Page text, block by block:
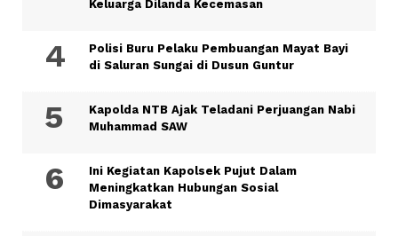
Keluarga Dilanda Kecemasan
Polisi Buru Pelaku Pembuangan Mayat Bayi
di Saluran Sungai di Dusun Guntur
Kapolda NTB Ajak Teladani Perjuangan Nabi
Muhammad SAW
Ini Kegiatan Kapolsek Pujut Dalam
Meningkatkan Hubungan Sosial
Dimasyarakat